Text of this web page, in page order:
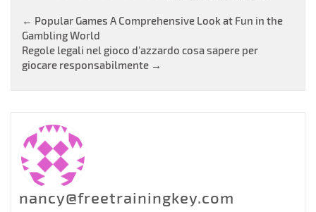
Post
navigation
← Popular Games A Comprehensive Look at Fun in the
Gambling World
Regole legali nel gioco d'azzardo cosa sapere per
giocare responsabilmente →
nancy@freetrainingkey.com